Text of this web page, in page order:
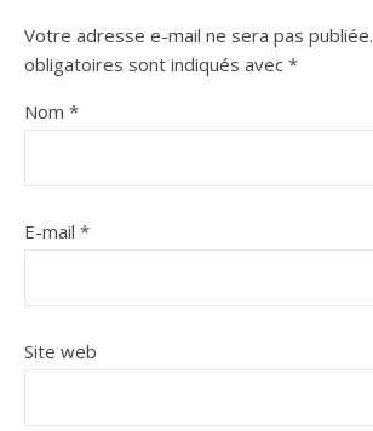
Votre adresse e-mail ne sera pas publiée.
obligatoires sont indiqués avec *
Nom *
E-mail *
Site web